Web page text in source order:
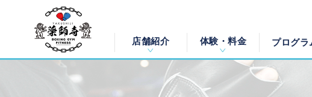
店舗紹介 体験・料金 プログラ